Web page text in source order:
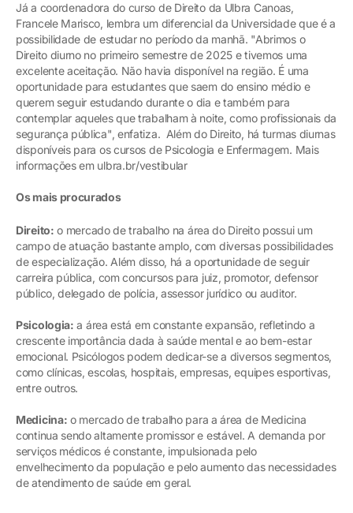
Já a coordenadora do curso de Direito da Ulbra Canoas,
Francele Marisco, lembra um diferencial da Universidade que é a
possibilidade de estudar no período da manhã. "Abrimos o
Direito diurno no primeiro semestre de 2025 e tivemos uma
excelente aceitação. Não havia disponível na região. É uma
oportunidade para estudantes que saem do ensino médio e
querem seguir estudando durante o dia e também para
contemplar aqueles que trabalham à noite, como profissionais da
segurança pública", enfatiza. Além do Direito, há turmas diurnas
disponíveis para os cursos de Psicologia e Enfermagem. Mais
informações em ulbra.br/vestibular
Os mais procurados
Direito: o mercado de trabalho na área do Direito possui um
campo de atuação bastante amplo, com diversas possibilidades
de especialização. Além disso, há a oportunidade de seguir
carreira pública, com concursos para juiz, promotor, defensor
público, delegado de polícia, assessor jurídico ou auditor.
Psicologia: a área está em constante expansão, refletindo a
crescente importância dada à saúde mental e ao bem-estar
emocional. Psicólogos podem dedicar-se a diversos segmentos,
como clínicas, escolas, hospitais, empresas, equipes esportivas,
entre outros.
Medicina: o mercado de trabalho para a área de Medicina
continua sendo altamente promissor e estável. A demanda por
serviços médicos é constante, impulsionada pelo
envelhecimento da população e pelo aumento das necessidades
de atendimento de saúde em geral.